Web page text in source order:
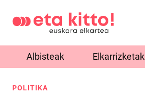
Albisteak Elkarrizketak
POLITIKA